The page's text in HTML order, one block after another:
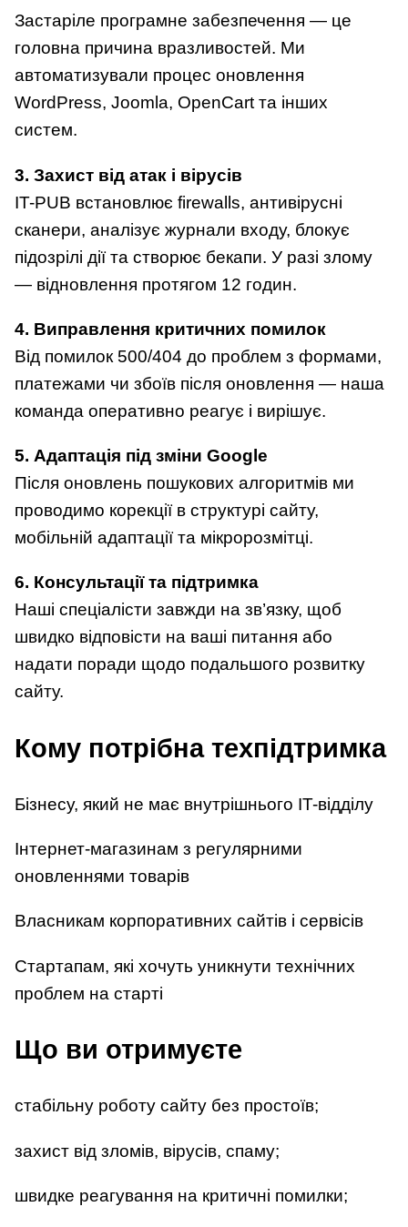
Застаріле програмне забезпечення — це
головна причина вразливостей. Ми
автоматизували процес оновлення
WordPress, Joomla, OpenCart та інших
систем.
3. Захист від атак і вірусів
IT-PUB встановлює firewalls, антивірусні
сканери, аналізує журнали входу, блокує
підозрілі дії та створює бекапи. У разі злому
— відновлення протягом 12 годин.
4. Виправлення критичних помилок
Від помилок 500/404 до проблем з формами,
платежами чи збоїв після оновлення — наша
команда оперативно реагує і вирішує.
5. Адаптація під зміни Google
Після оновлень пошукових алгоритмів ми
проводимо корекції в структурі сайту,
мобільній адаптації та мікророзмітці.
6. Консультації та підтримка
Наші спеціалісти завжди на зв’язку, щоб
швидко відповісти на ваші питання або
надати поради щодо подальшого розвитку
сайту.
Кому потрібна техпідтримка
Бізнесу, який не має внутрішнього IT-відділу
Інтернет-магазинам з регулярними
оновленнями товарів
Власникам корпоративних сайтів і сервісів
Стартапам, які хочуть уникнути технічних
проблем на старті
Що ви отримуєте
стабільну роботу сайту без простоїв;
захист від зломів, вірусів, спаму;
швидке реагування на критичні помилки;